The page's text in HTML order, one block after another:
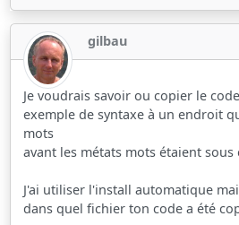
gilbau
Je voudrais savoir ou copier le
exemple de syntaxe à un endroit
mots
avant les métats mots étaient
J'ai utiliser l'install automatique
dans quel fichier ton code a été